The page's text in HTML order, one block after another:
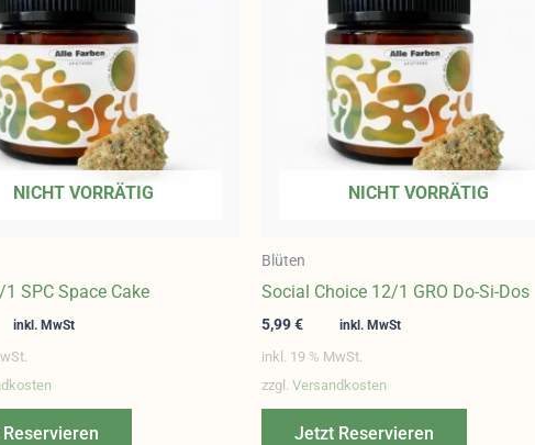
NICHT VORRÄTIG
SPC Space Cake
inkl. MwSt
NICHT VORRÄTIG
Blüten
Social Choice 12/1 GRO Do-Si-Dos
5,99€ inkl. MwSt
inkl. 19 % MwSt.
zzgl. Versandkosten
Jetzt Reservieren